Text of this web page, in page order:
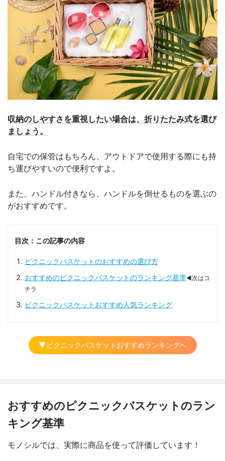
収納のしやすさを重視したい場合は、折りたたみ式を選び
ましょう。
自宅での保管はもちろん、アウトドアで使用する際にも持
ち運びやすいので便利ですよ。
また、ハンドル付きなら、ハンドルを倒せるものを選ぶの
がおすすめです。
目次：この記事の内容
ピクニックバスケットのおすすめの選び方
おすすめのピクニックバスケットのランキング基準◀次はコ
チラ
ピクニックバスケットおすすめ人気ランキング
▼ピクニックバスケットおすすめランキングへ
おすすめのピクニックバスケットのラン
キング基準
モノシルでは、実際に商品を使って評価しています！